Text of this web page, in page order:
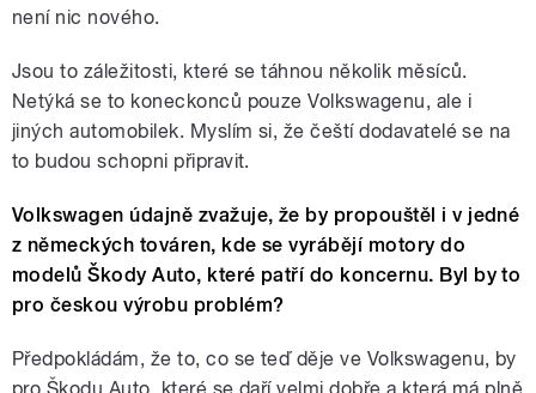
není nic nového.
Jsou to záležitosti, které se táhnou několik měsíců.
Netýká se to koneckonců pouze Volkswagenu, ale i
jiných automobilek. Myslím si, že čeští dodavatelé se na
to budou schopni připravit.
Volkswagen údajně zvažuje, že by propouštěl i v jedné
z německých továren, kde se vyrábějí motory do
modelů Škody Auto, které patří do koncernu. Byl by to
pro českou výrobu problém?
Předpokládám, že to, co se teď děje ve Volkswagenu, by
pro Škodu Auto, které se daří velmi dobře a která má plně